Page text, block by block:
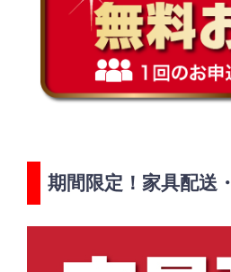
期間限定！家具配送